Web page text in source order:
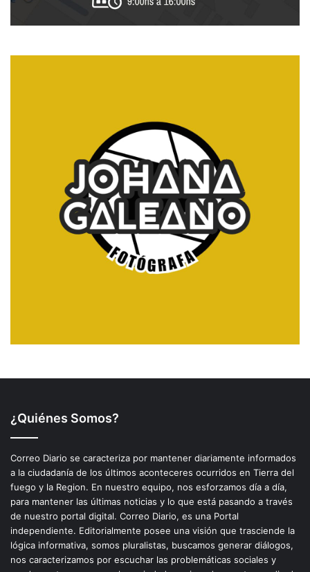
¿Quiénes Somos?
Correo Diario se caracteriza por mantener diariamente informados
a la ciudadanía de los últimos aconteceres ocurridos en Tierra del
fuego y la Region. En nuestro equipo, nos esforzamos día a día,
para mantener las últimas noticias y lo que está pasando a través
de nuestro portal digital. Correo Diario, es una Portal
independiente. Editorialmente posee una visión que trasciende la
lógica informativa, somos pluralistas, buscamos generar diálogos,
nos caracterizamos por escuchar las problemáticas sociales y